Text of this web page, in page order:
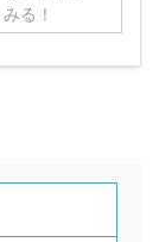
る！